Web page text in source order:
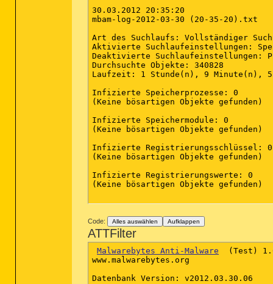
30.03.2012 20:35:20
mbam-log-2012-03-30 (20-35-20).txt
Art des Suchlaufs: Vollständiger
Aktivierte Suchlaufeinstellungen:
Deaktivierte Suchlaufeinstellungen:
Durchsuchte Objekte: 340828
Laufzeit: 1 Stunde(n), 9 Minute(n),
Infizierte Speicherprozesse: 0
(Keine bösartigen Objekte gefunden)
Infizierte Speichermodule: 0
(Keine bösartigen Objekte gefunden)
Infizierte Registrierungsschlüssel: 0
(Keine bösartigen Objekte gefunden)
Infizierte Registrierungswerte: 0
(Keine bösartigen Objekte gefunden)
Code: Alles auswählen Aufklappen
ATTFilter
Malwarebytes Anti-Malware
(Test)
www.malwarebytes.org
Datenbank Version: v2012.03.30.06